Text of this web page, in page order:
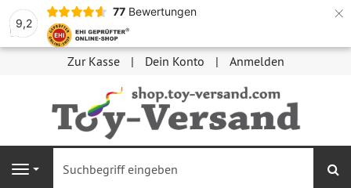
9,2
77 Bewertungen ×
Zur Kasse Dein Konto Anmelden
Navigation